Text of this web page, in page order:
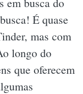
É quase
mas com
longo do
que oferecem